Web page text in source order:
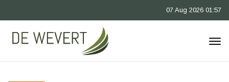
07 Aug 2026 01:57